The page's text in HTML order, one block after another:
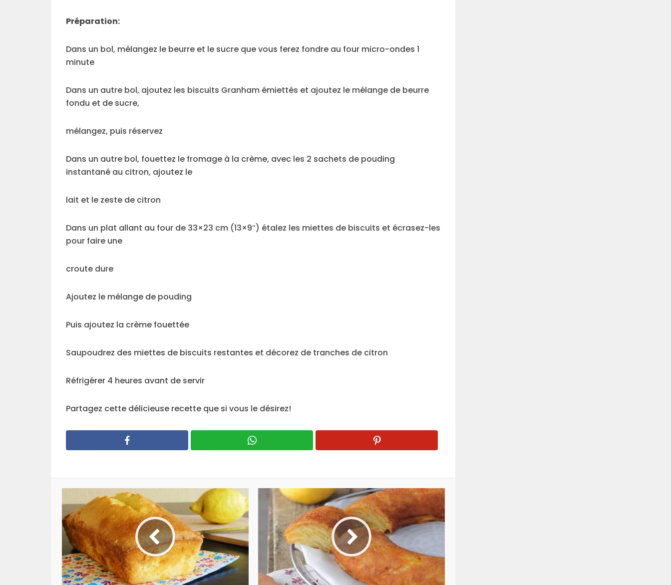
Préparation:
Dans un bol, mélangez le beurre et le sucre que vous ferez fondre au four micro-ondes 1
minute
Dans un autre bol, ajoutez les biscuits Granham émiettés et ajoutez le mélange de beurre
fondu et de sucre,
mélangez, puis réservez
Dans un autre bol, fouettez le fromage à la crème, avec les 2 sachets de pouding
instantané au citron, ajoutez le
lait et le zeste de citron
Dans un plat allant au four de 33×23 cm (13×9″) étalez les miettes de biscuits et écrasez-les
pour faire une
croute dure
Ajoutez le mélange de pouding
Puis ajoutez la crème fouettée
Saupoudrez des miettes de biscuits restantes et décorez de tranches de citron
Réfrigérer 4 heures avant de servir
Partagez cette délicieuse recette que si vous le désirez!